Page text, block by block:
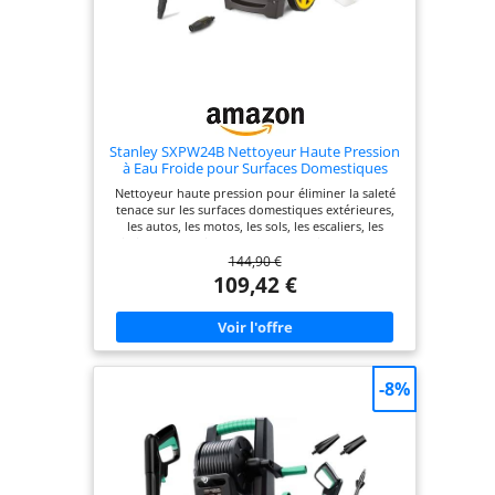
Stanley SXPW24B Nettoyeur Haute Pression
à Eau Froide pour Surfaces Domestiques
Extérieures et Autos, (2400 W, 170 Bar, 500
l/h)
Nettoyeur haute pression pour éliminer la saleté
tenace sur les surfaces domestiques extérieures,
les autos, les motos, les sols, les escaliers, les
170 ; Puissance absorbée (kW) 2,4; Débit (l/h) max.
500 ; Température eau d'alimentation (°C) max. 50
Équipement : pistolet, lance et flexible à haute
pression (6 m), rotabuse, buse à jet réglable, kit
canon à mousse (0,4 l) applicable au pistolet
Enrouleur statique avec système de blocage :
après emploi, le flexible haute pression s'enroule
prévu à cet effet Raccord rapide entrée eau avec
filtre contrôlable qui retient les impuretés et
garantit le parfait fonctionnement du nettoyeur
Dotée d'une fonction auto-amorçante : si le
raccordement au réseau d'eau est impossible, le
nettoyeur haute pression peut aspirer l'eau dans
144,90 €
109,42 €
-8%